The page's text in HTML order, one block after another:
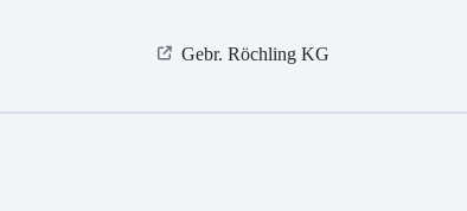
Gebr. Röchling KG